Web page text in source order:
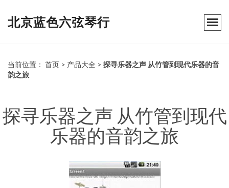
北京蓝色六弦琴行
当前位置： 首页 > 产品大全 > 探寻乐器之声 从竹管到现代乐器的音
韵之旅
探寻乐器之声 从竹管到现代
乐器的音韵之旅